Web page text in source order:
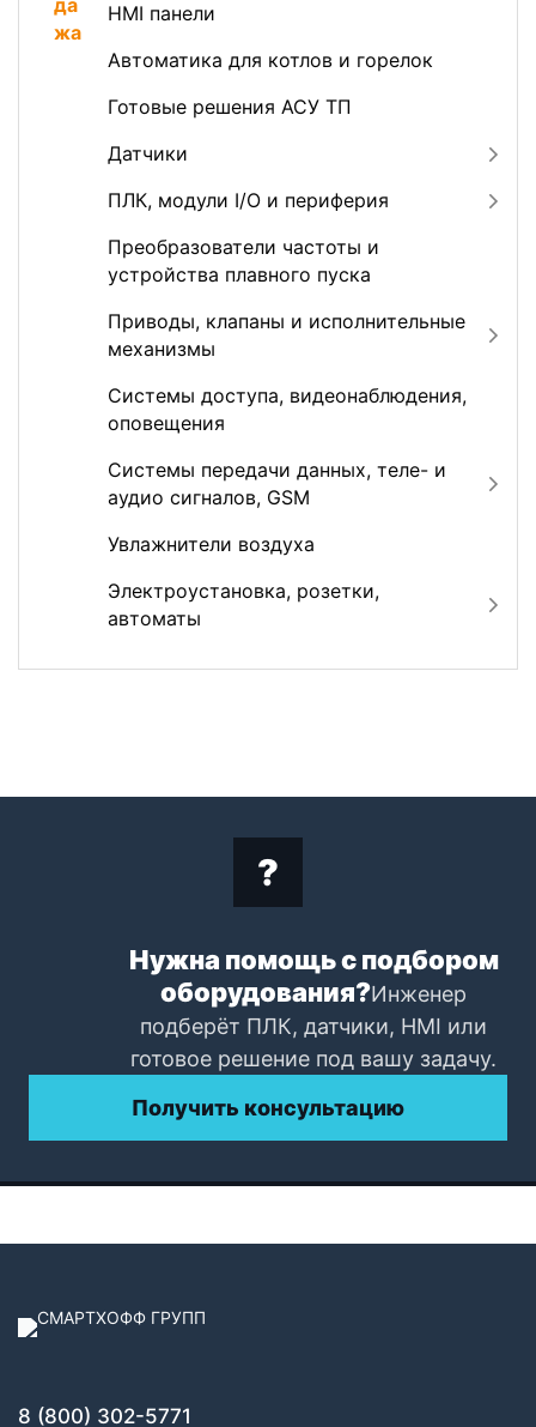
HMI панели
Автоматика для котлов и горелок
Готовые решения АСУ ТП
Датчики
ПЛК, модули I/O и периферия
Преобразователи частоты и
устройства плавного пуска
Приводы, клапаны и исполнительные
механизмы
Системы доступа, видеонаблюдения,
оповещения
Системы передачи данных, теле- и
аудио сигналов, GSM
Увлажнители воздуха
Электроустановка, розетки,
автоматы
Нужна помощь с подбором
оборудования?Инженер
подберёт ПЛК, датчики, HMI или
готовое решение под вашу задачу.
Получить консультацию
8 (800) 302-5771